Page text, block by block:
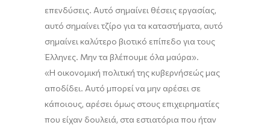
επενδύσεις. Αυτό σημαίνει θέσεις εργασίας,
αυτό σημαίνει τζίρο για τα καταστήματα, αυτό
σημαίνει καλύτερο βιοτικό επίπεδο για τους
Έλληνες. Μην τα βλέπουμε όλα μαύρα».
«Η οικονομική πολιτική της κυβερνήσεώς μας
αποδίδει. Αυτό μπορεί να μην αρέσει σε
κάποιους, αρέσει όμως στους επιχειρηματίες
που είχαν δουλειά, στα εστιατόρια που ήταν